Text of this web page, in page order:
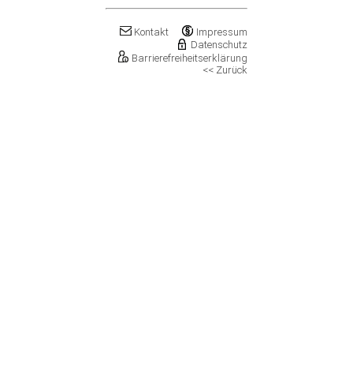
Klostermansfeld
Könnern, Stadt
Köthen (Anhalt), Stadt
Impressum
Kontakt
Datenschutz
Barrierefreiheitserklärung
<< Zurück